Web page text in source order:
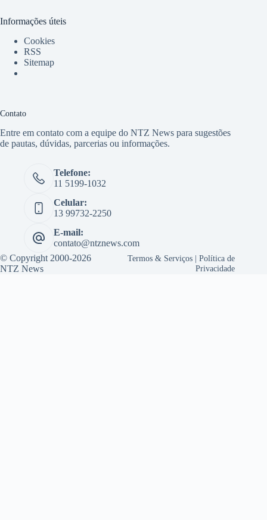
Informações úteis
Cookies
RSS
Sitemap
Contato
Entre em contato com a equipe do NTZ News para sugestões
de pautas, dúvidas, parcerias ou informações.
Telefone:
11 5199-1032
Celular:
13 99732-2250
E-mail:
contato@ntznews.com
© Copyright 2000-2026
NTZ News
Termos & Serviços |Política de
Privacidade